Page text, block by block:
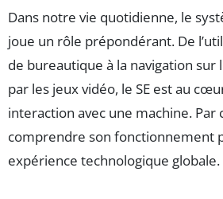
Dans notre vie quotidienne, le
joue un rôle prépondérant. De
de bureautique à la navigation sur
par les jeux vidéo, le SE est au
interaction avec une machine. Par
comprendre son fonctionnement
expérience technologique globale.